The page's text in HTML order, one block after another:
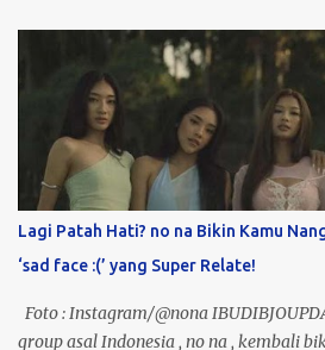
performance mereka, pasti bakal
baiknya, kamu bisa nonton langsung
kota ikonik: Tokyo, Seoul, dan
nonton, kamu bisa sekalian traveling ke
trip seru ini! 3 Best Seller Paket Oasis
(24-27 Oktober 2025) – Rp25 Juta
(Seating/Area), hotel bintang 3 selama
PP. · Seoul (20-23 Oktober 2025) –
konser Standing, hotel...
Lagi Patah Hati? no na Bikin Kamu
‘sad face :(’ yang Super Relate!
Foto : Instagram/@nona
group asal Indonesia , no na , kembali